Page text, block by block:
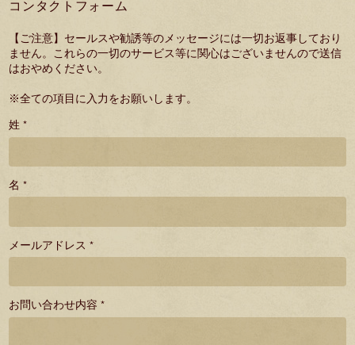
コンタクトフォーム
【ご注意】セールスや勧誘等のメッセージには一切お返事しており
ません。これらの一切のサービス等に関心はございませんので送信
はおやめください。
※全ての項目に入力をお願いします。
姓 *
名 *
メールアドレス *
お問い合わせ内容 *